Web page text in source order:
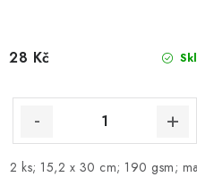
28 Kč
2 ks; 15,2 x 30 cm; 190 gsm;